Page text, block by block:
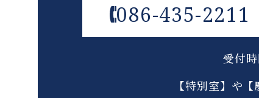
086-435-2211
受付
【特別室】や